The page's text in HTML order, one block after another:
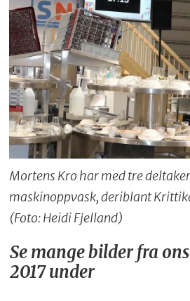
Mortens Kro har med tre
maskinoppvask, deriblant
(Foto: Heidi Fjelland)
Se mange bilder fra
2017 under